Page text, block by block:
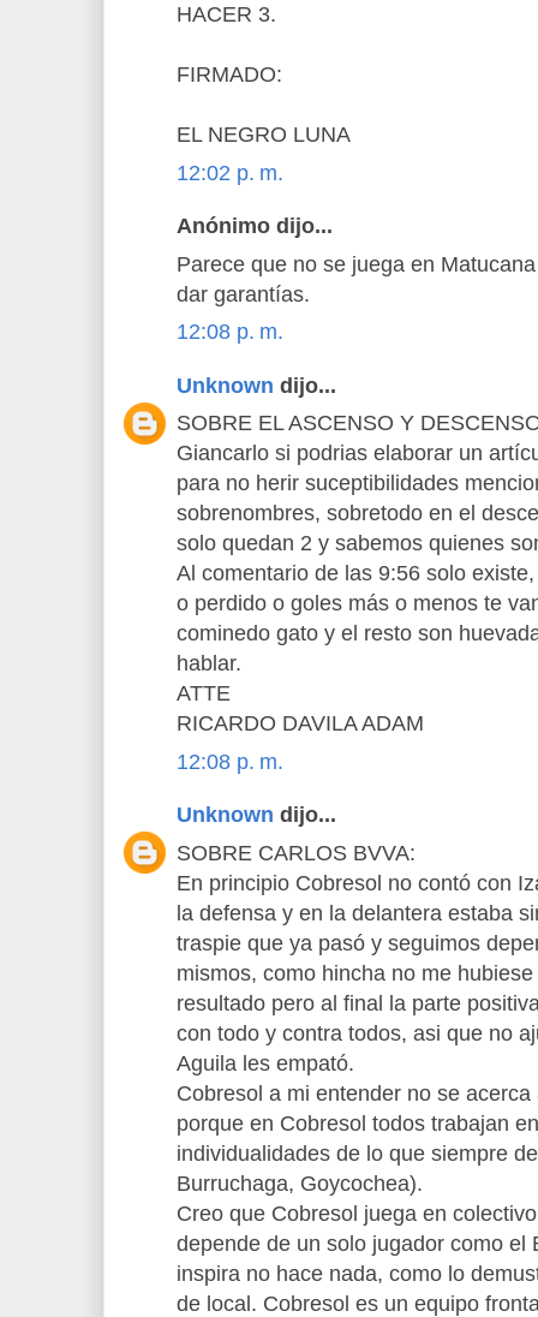
HACER 3.
FIRMADO:
EL NEGRO LUNA
12:02 p. m.
Anónimo dijo...
Parece que no se juega en
dar garantías.
12:08 p. m.
Unknown dijo...
SOBRE EL ASCENSO Y
Giancarlo si podrias elaborar un
para no herir suceptibilidades
sobrenombres, sobretodo en el
solo quedan 2 y sabemos quienes
Al comentario de las 9:56 solo
o perdido o goles más o menos te
cominedo gato y el resto son
hablar.
ATTE
RICARDO DAVILA ADAM
12:08 p. m.
Unknown dijo...
SOBRE CARLOS BVVA:
En principio Cobresol no contó con
la defensa y en la delantera estaba
traspie que ya pasó y seguimos
mismos, como hincha no me
resultado pero al final la parte
con todo y contra todos, asi que no
Aguila les empató.
Cobresol a mi entender no se
porque en Cobresol todos trabajan
individualidades de lo que siempre
Burruchaga, Goycochea).
Creo que Cobresol juega en
depende de un solo jugador como el
inspira no hace nada, como lo
de local. Cobresol es un equipo